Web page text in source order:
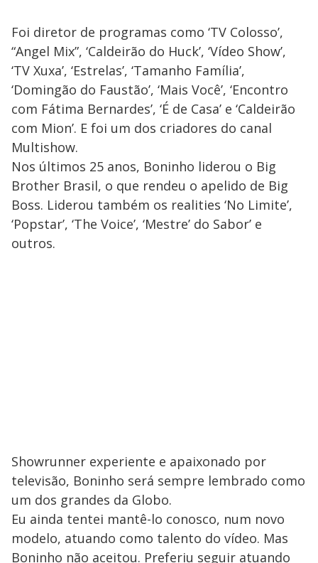
Foi diretor de programas como ‘TV Colosso’,
“Angel Mix”, ‘Caldeirão do Huck’, ‘Vídeo Show’,
‘TV Xuxa’, ‘Estrelas’, ‘Tamanho Família’,
‘Domingão do Faustão’, ‘Mais Você’, ‘Encontro
com Fátima Bernardes’, ‘É de Casa’ e ‘Caldeirão
com Mion’. E foi um dos criadores do canal
Multishow.
Nos últimos 25 anos, Boninho liderou o Big
Brother Brasil, o que rendeu o apelido de Big
Boss. Liderou também os realities ‘No Limite’,
‘Popstar’, ‘The Voice’, ‘Mestre’ do Sabor’ e
outros.
Showrunner experiente e apaixonado por
televisão, Boninho será sempre lembrado como
um dos grandes da Globo.
Eu ainda tentei mantê-lo conosco, num novo
modelo, atuando como talento do vídeo. Mas
Boninho não aceitou. Preferiu seguir atuando